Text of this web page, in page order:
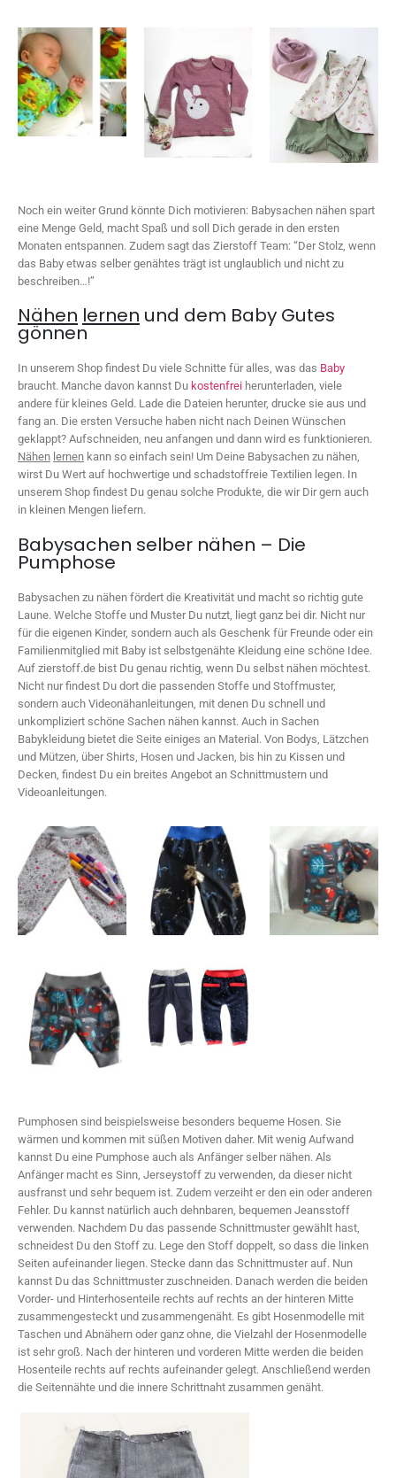
Noch ein weiter Grund könnte Dich motivieren: Babysachen nähen spart
eine Menge Geld, macht Spaß und soll Dich gerade in den ersten
Monaten entspannen. Zudem sagt das Zierstoff Team: “Der Stolz, wenn
das Baby etwas selber genähtes trägt ist unglaublich und nicht zu
beschreiben…!”
Nähen lernen und dem Baby Gutes
gönnen
In unserem Shop findest Du viele Schnitte für alles, was das Baby
braucht. Manche davon kannst Du kostenfrei herunterladen, viele
andere für kleines Geld. Lade die Dateien herunter, drucke sie aus und
fang an. Die ersten Versuche haben nicht nach Deinen Wünschen
geklappt? Aufschneiden, neu anfangen und dann wird es funktionieren.
Nähen lernen kann so einfach sein! Um Deine Babysachen zu nähen,
wirst Du Wert auf hochwertige und schadstoffreie Textilien legen. In
unserem Shop findest Du genau solche Produkte, die wir Dir gern auch
in kleinen Mengen liefern.
Babysachen selber nähen – Die
Pumphose
Babysachen zu nähen fördert die Kreativität und macht so richtig gute
Laune. Welche Stoffe und Muster Du nutzt, liegt ganz bei dir. Nicht nur
für die eigenen Kinder, sondern auch als Geschenk für Freunde oder ein
Familienmitglied mit Baby ist selbstgenähte Kleidung eine schöne Idee.
Auf zierstoff.de bist Du genau richtig, wenn Du selbst nähen möchtest.
Nicht nur findest Du dort die passenden Stoffe und Stoffmuster,
sondern auch Videonähanleitungen, mit denen Du schnell und
unkompliziert schöne Sachen nähen kannst. Auch in Sachen
Babykleidung bietet die Seite einiges an Material. Von Bodys, Lätzchen
und Mützen, über Shirts, Hosen und Jacken, bis hin zu Kissen und
Decken, findest Du ein breites Angebot an Schnittmustern und
Videoanleitungen.
Pumphosen sind beispielsweise besonders bequeme Hosen. Sie
wärmen und kommen mit süßen Motiven daher. Mit wenig Aufwand
kannst Du eine Pumphose auch als Anfänger selber nähen. Als
Anfänger macht es Sinn, Jerseystoff zu verwenden, da dieser nicht
ausfranst und sehr bequem ist. Zudem verzeiht er den ein oder anderen
Fehler. Du kannst natürlich auch dehnbaren, bequemen Jeansstoff
verwenden. Nachdem Du das passende Schnittmuster gewählt hast,
schneidest Du den Stoff zu. Lege den Stoff doppelt, so dass die linken
Seiten aufeinander liegen. Stecke dann das Schnittmuster auf. Nun
kannst Du das Schnittmuster zuschneiden. Danach werden die beiden
Vorder- und Hinterhosenteile rechts auf rechts an der hinteren Mitte
zusammengesteckt und zusammengenäht. Es gibt Hosenmodelle mit
Taschen und Abnähern oder ganz ohne, die Vielzahl der Hosenmodelle
ist sehr groß. Nach der hinteren und vorderen Mitte werden die beiden
Hosenteile rechts auf rechts aufeinander gelegt. Anschließend werden
die Seitennähte und die innere Schrittnaht zusammen genäht.